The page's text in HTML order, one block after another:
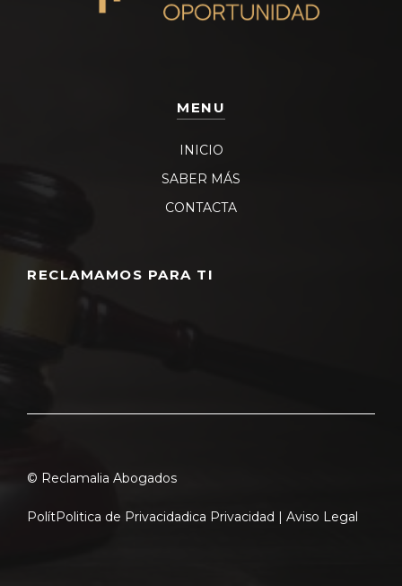
MENU
INICIO
SABER MÁS
CONTACTA
RECLAMAMOS PARA TI
© Reclamalia Abogados
PolítPolitica de Privacidadica Privacidad | Aviso Legal